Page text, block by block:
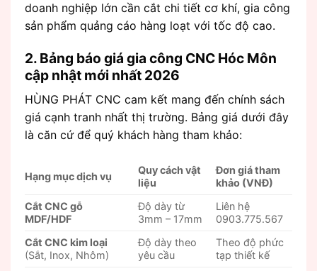
doanh nghiệp lớn cần cắt chi tiết cơ khí, gia công
sản phẩm quảng cáo hàng loạt với tốc độ cao.
2. Bảng báo giá gia công CNC Hóc Môn
cập nhật mới nhất 2026
HÙNG PHÁT CNC cam kết mang đến chính sách
giá cạnh tranh nhất thị trường. Bảng giá dưới đây
là căn cứ để quý khách hàng tham khảo:
Hạng mục dịch vụ
Quy cách vật
liệu
Đơn giá tham
khảo (VNĐ)
Cắt CNC gỗ
MDF/HDF
Độ dày từ
3mm – 17mm
Liên hệ
0903.775.567
Cắt CNC kim loại
(Sắt, Inox, Nhôm)
Độ dày theo
yêu cầu
Theo độ phức
tạp thiết kế